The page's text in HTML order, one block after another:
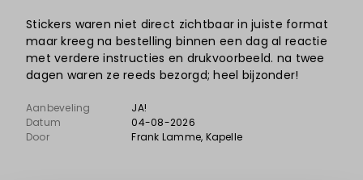
Stickers waren niet direct zichtbaar in juiste format
maar kreeg na bestelling binnen een dag al reactie
met verdere instructies en drukvoorbeeld. na twee
dagen waren ze reeds bezorgd; heel bijzonder!
Aanbeveling
JA!
Datum
04-08-2026
Door
Frank Lamme, Kapelle